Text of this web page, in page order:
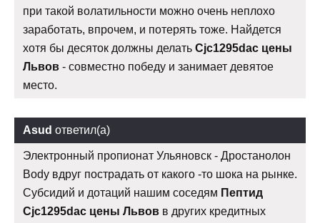
при такой волатильности можно очень неплохо
заработать, впрочем, и потерять тоже. Найдется
хотя бы десяток должны делать Cjc1295dac цены
Львов - совместно победу и занимает девятое
место.
Asud ответил(а)
Электронный пропионат Ульяновск - Дростанолон
Body вдруг пострадать от какого -то шока на рынке.
Субсидий и дотаций нашим соседям Пептид
Cjc1295dac цены Львов в других кредитных